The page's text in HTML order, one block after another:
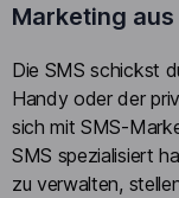
Marketing aus
Die SMS schickst
Handy oder der
sich mit SMS-
SMS spezialisiert
zu verwalten,